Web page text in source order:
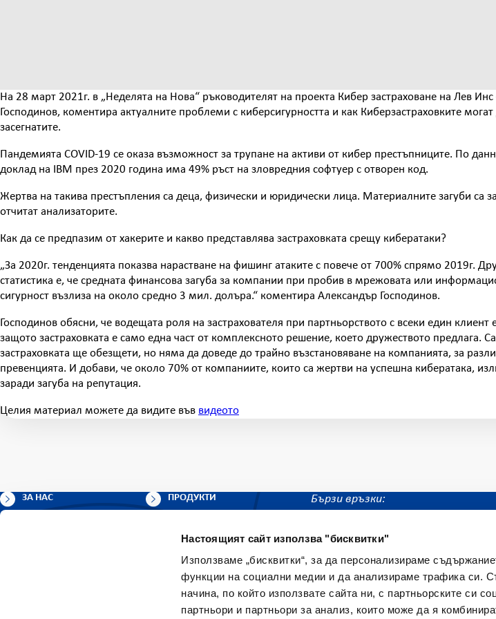
Настоящият сайт използва "бисквитки"
Използваме „бисквитки“, за да персонализираме
функции на социални медии и да анализираме трафика си.
начина, по който използвате сайта ни, с партньорските си
партньори и партньори за анализ, които може да я
На 28 март 2021г. в „Неделята на Нова“ ръководителят на проекта Кибер застраховане на Лев
Господинов, коментира актуалните проблеми с киберсигурността и как Киберзастраховките
засегнатите.
Пандемията COVID-19 се оказа възможност за трупане на активи от кибер престъпниците. По
доклад на IBM през 2020 година има 49% ръст на зловредния софтуер с отворен код.
Жертва на такива престъпления са деца, физически и юридически лица. Материалните загуби са
отчитат анализаторите.
Как да се предпазим от хакерите и какво представлява застраховката срещу кибератаки?
„За 2020г. тенденцията показва нарастване на фишинг атаките с повече от 700% спрямо 2019г.
статистика е, че средната финансова загуба за компании при пробив в мрежовата или
сигурност възлиза на около средно 3 мил. долъра.“ коментира Александър Господинов.
Господинов обясни, че водещата роля на застрахователя при партньорството с всеки един клиент
защото застраховката е само една част от комплексното решение, което дружеството предлага.
застраховката ще обезщети, но няма да доведе до трайно възстановяване на компанията, за
превенцията. И добави, че около 70% от компаниите, които са жертви на успешна кибератака,
заради загуба на репутация.
Целия материал можете да видите във видеото
ЗА НАС
ПРОДУКТИ
ПАЗЕТЕ ВАЖНИТЕ НЕЩА
КАРТА НА САЙТА
Бързи връзки:
Имуществени застраховки
Кибер застраховки
Декларация за достъпност